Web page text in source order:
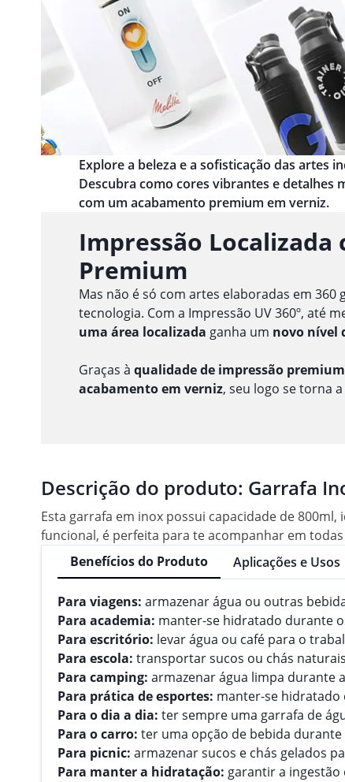
Explore a beleza e a sofisticação das artes
Descubra como cores vibrantes e detalhes
com um acabamento premium em verniz.
Impressão Localizada
Premium
Mas não é só com artes elaboradas em
tecnologia. Com a Impressão UV 360º, até
uma área localizada ganha um novo nível
Graças à qualidade de impressão
acabamento em verniz, seu logo se torna
Descrição do produto: Garrafa
Esta garrafa em inox possui capacidade de
funcional, é perfeita para te acompanhar em
Benefícios do Produto
Aplicações e Usos
Para viagens: armazenar água ou outras
Para academia: manter-se hidratado durante
Para escritório: levar água ou café para o
Para escola: transportar sucos ou chás naturais
Para camping: armazenar água limpa durante
Para prática de esportes: manter-se hidratado
Para o dia a dia: ter sempre uma garrafa de
Para o carro: ter uma opção de bebida
Para picnic: armazenar sucos e chás gelados
Para manter a hidratação: garantir a ingestão